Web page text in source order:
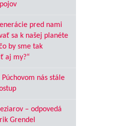
pred nami
sa k našej planéte
by sme tak
aj my?“
nás stále
– odpovedá
Grendel